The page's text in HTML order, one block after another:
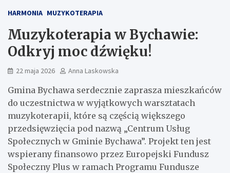
HARMONIA MUZYKOTERAPIA
Muzykoterapia w Bychawie:
Odkryj moc dźwięku!
22 maja 2026 Anna Laskowska
Gmina Bychawa serdecznie zaprasza mieszkańców
do uczestnictwa w wyjątkowych warsztatach
muzykoterapii, które są częścią większego
przedsięwzięcia pod nazwą „Centrum Usług
Społecznych w Gminie Bychawa”. Projekt ten jest
wspierany finansowo przez Europejski Fundusz
Społeczny Plus w ramach Programu Fundusze